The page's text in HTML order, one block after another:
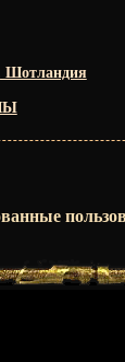
Шотландия